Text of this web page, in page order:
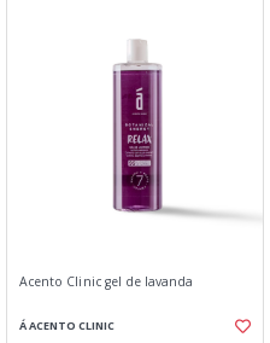
Acento Clinic gel de lavanda
Á ACENTO CLINIC